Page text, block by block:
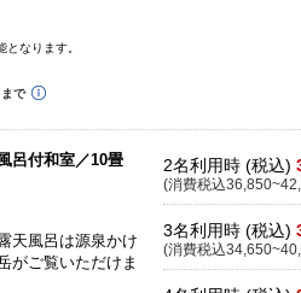
なります。
呂付和室／10畳
天風呂は源泉かけ
がご覧いただけま
2名利用時 (税込)
(消費税込
3名利用時 (税込)
(消費税込